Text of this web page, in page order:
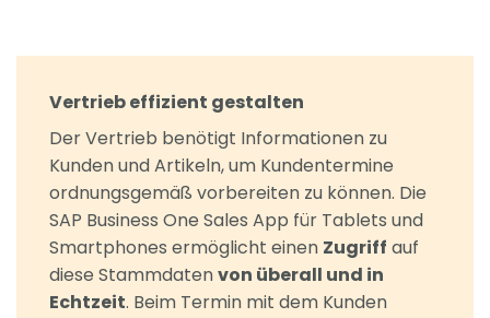
Vertrieb effizient gestalten
Der Vertrieb benötigt Informationen zu
Kunden und Artikeln, um Kundentermine
ordnungsgemäß vorbereiten zu können. Die
SAP Business One Sales App für Tablets und
Smartphones ermöglicht einen Zugriff auf
diese Stammdatenvon überall und in
Echtzeit. Beim Termin mit dem Kunden